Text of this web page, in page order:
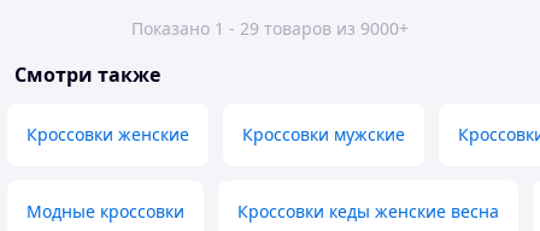
Показано 1 - 29 товаров из 9000+
Смотри также
Кроссовки женские Кроссовки мужские
Модные кроссовки Кроссовки кеды женские весна